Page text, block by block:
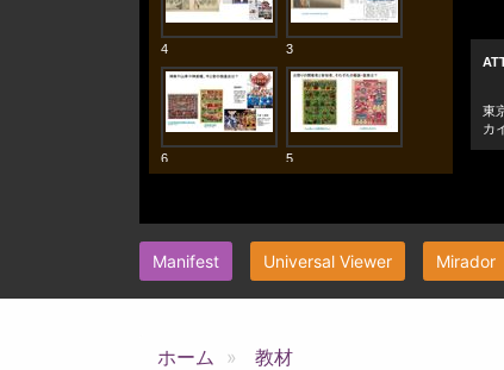
Manifest Universal Viewer Mirador
ホーム 教材